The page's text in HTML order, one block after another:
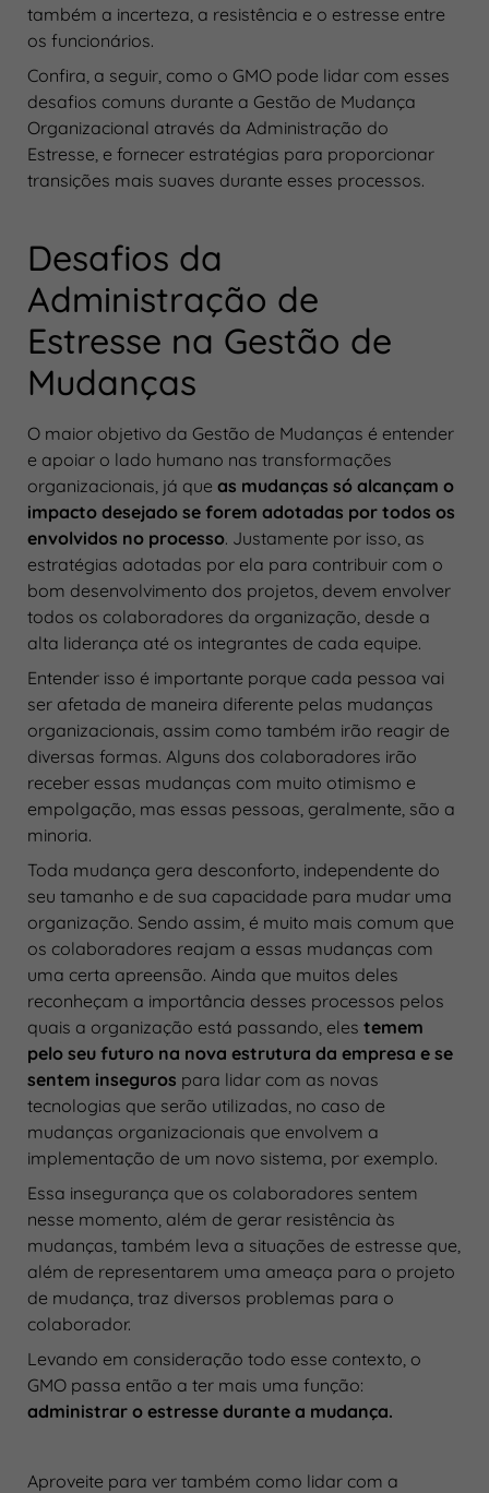
também a incerteza, a resistência e o estresse entre
os funcionários.
Confira, a seguir, como o GMO pode lidar com esses
desafios comuns durante a Gestão de Mudança
Organizacional através da Administração do
Estresse, e fornecer estratégias para proporcionar
transições mais suaves durante esses processos.
Desafios da
Administração de
Estresse na Gestão de
Mudanças
O maior objetivo da Gestão de Mudanças é entender
e apoiar o lado humano nas transformações
organizacionais, já que as mudanças só alcançam o
impacto desejado se forem adotadas por todos os
envolvidos no processo. Justamente por isso, as
estratégias adotadas por ela para contribuir com o
bom desenvolvimento dos projetos, devem envolver
todos os colaboradores da organização, desde a
alta liderança até os integrantes de cada equipe.
Entender isso é importante porque cada pessoa vai
ser afetada de maneira diferente pelas mudanças
organizacionais, assim como também irão reagir de
diversas formas. Alguns dos colaboradores irão
receber essas mudanças com muito otimismo e
empolgação, mas essas pessoas, geralmente, são a
minoria.
Toda mudança gera desconforto, independente do
seu tamanho e de sua capacidade para mudar uma
organização. Sendo assim, é muito mais comum que
os colaboradores reajam a essas mudanças com
uma certa apreensão. Ainda que muitos deles
reconheçam a importância desses processos pelos
quais a organização está passando, eles temem
pelo seu futuro na nova estrutura da empresa e se
sentem inseguros para lidar com as novas
tecnologias que serão utilizadas, no caso de
mudanças organizacionais que envolvem a
implementação de um novo sistema, por exemplo.
Essa insegurança que os colaboradores sentem
nesse momento, além de gerar resistência às
mudanças, também leva a situações de estresse que,
além de representarem uma ameaça para o projeto
de mudança, traz diversos problemas para o
colaborador.
Levando em consideração todo esse contexto, o
GMO passa então a ter mais uma função:
administrar o estresse durante a mudança.
Aproveite para ver também como lidar com a